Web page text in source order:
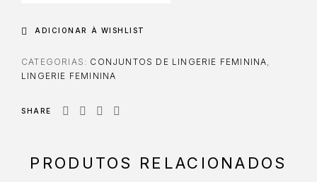
ADICIONAR À WISHLIST
CATEGORIAS: CONJUNTOS DE LINGERIE FEMININA
LINGERIE FEMININA
SHARE
PRODUTOS RELACIONADOS